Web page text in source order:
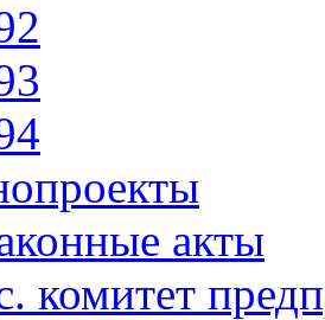
акты
комитет